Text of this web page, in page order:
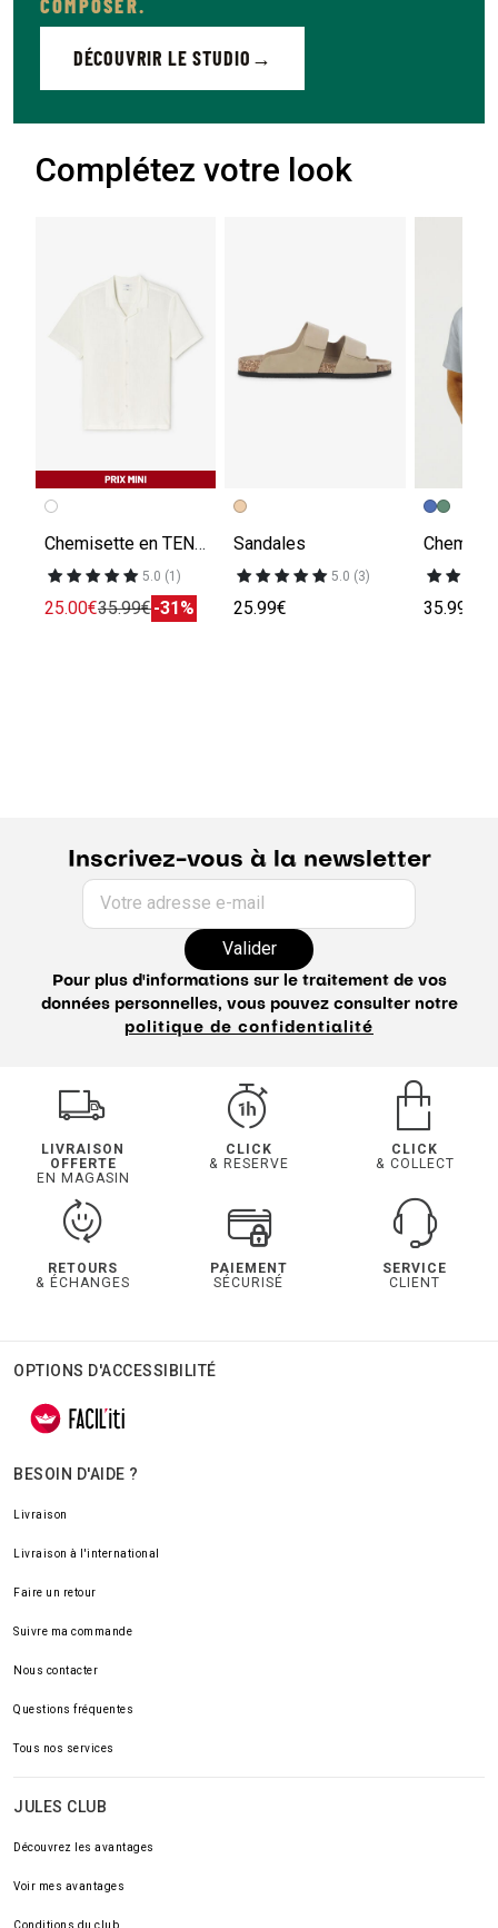
COMPOSER.
DÉCOUVRIR LE STUDIO
Complétez votre look
Chemisette en TENCEL¿ Lyocell col requin
5.0 (1)
25.00€35.99€-31%
Sandales
5.0 (3)
25.99€ 35.99€
Inscrivez-vous à la newsletter
Votre adresse e-mail
Valider
Pour plus d'informations sur le traitement de vos
données personnelles, vous pouvez consulter notre
politique de confidentialité
LIVRAISON
OFFERTE
EN MAGASIN
CLICK
& RESERVE
CLICK
& COLLECT
RETOURS
& ÉCHANGES
PAIEMENT
SÉCURISÉ
SERVICE
CLIENT
OPTIONS D'ACCESSIBILITÉ
BESOIN D'AIDE ?
Livraison
Livraison à l'international
Faire un retour
Suivre ma commande
Nous contacter
Questions fréquentes
Tous nos services
JULES CLUB
Découvrez les avantages
Voir mes avantages
Conditions du club